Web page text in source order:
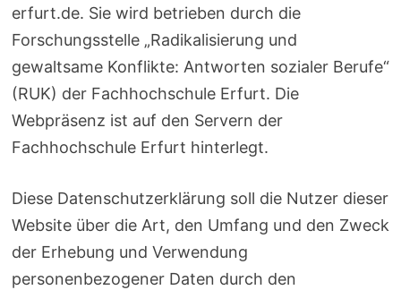
erfurt.de. Sie wird betrieben durch die
Forschungsstelle „Radikalisierung und
gewaltsame Konflikte: Antworten sozialer Berufe“
(RUK) der Fachhochschule Erfurt. Die
Webpräsenz ist auf den Servern der
Fachhochschule Erfurt hinterlegt.
Diese Datenschutzerklärung soll die Nutzer dieser
Website über die Art, den Umfang und den Zweck
der Erhebung und Verwendung
personenbezogener Daten durch den